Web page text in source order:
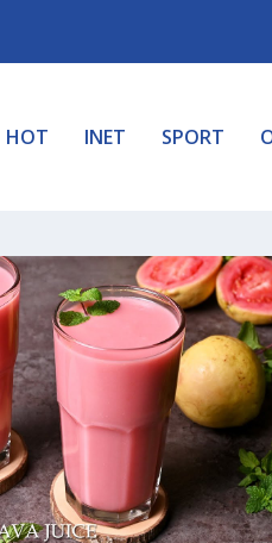
HOT INET SPORT